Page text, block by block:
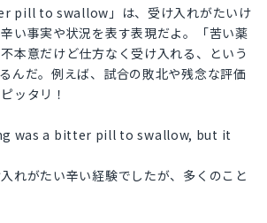
pill to swallow」は、受け入れがたいけ
い事実や状況を表す表現だよ。「苦い薬
本意だけど仕方なく受け入れる、という
んだ。例えば、試合の敗北や残念な評価
ッタリ！
was a bitter pill to swallow, but it
れがたい辛い経験でしたが、多くのこと